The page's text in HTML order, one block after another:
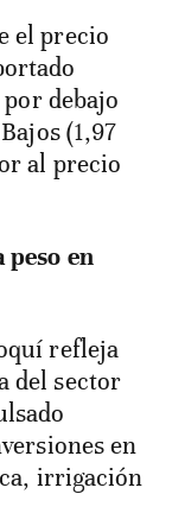
el precio
debajo
(1,97
al precio
peso en
refleja
del sector
en
irrigación